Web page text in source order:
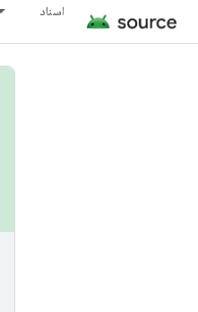
اسناد